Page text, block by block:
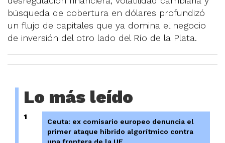
búsqueda de cobertura en dólares profundizó
un flujo de capitales que ya domina el negocio
de inversión del otro lado del Río de la Plata.
Lo más leído
1
Ceuta: ex comisario europeo denuncia el
primer ataque híbrido algorítmico contra